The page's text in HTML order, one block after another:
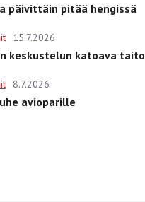
päivittäin pitää hengissä
15.7.2026
keskustelun katoava taito
8.7.2026
avioparille